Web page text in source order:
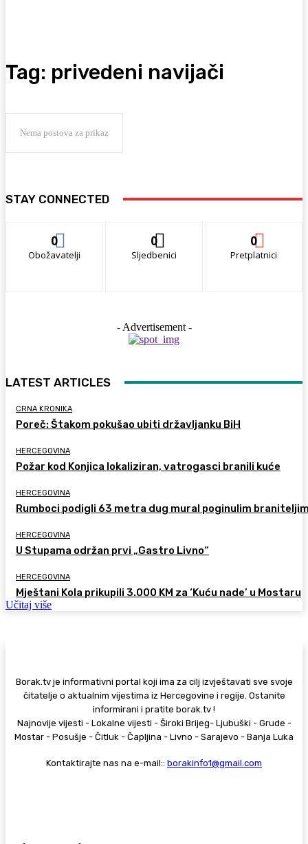
Tag: privedeni navijači
Nema postova za prikaz
STAY CONNECTED
0
Obožavatelji
0
Sljedbenici
0
Pretplatnici
- Advertisement -
LATEST ARTICLES
CRNA KRONIKA
Poreč: Štakom pokušao ubiti državljanku BiH
HERCEGOVINA
Požar kod Konjica lokaliziran, vatrogasci branili kuće
HERCEGOVINA
Rumboci podigli 63 metra dug mural poginulim
HERCEGOVINA
U Stupama održan prvi „Gastro Livno“
HERCEGOVINA
Mještani Kola prikupili 3.000 KM za ‘Kuću nade’ u Mostaru
Učitaj više
Borak.tv je informativni portal koji ima za cilj izvještavati sve svoje
čitatelje o aktualnim vijestima iz Hercegovine i regije. Ostanite
informirani i pratite borak.tv !
Najnovije vijesti - Lokalne vijesti - Široki Brijeg- Ljubuški - Grude -
Mostar - Posušje - Čitluk - Čapljina - Livno - Sarajevo - Banja Luka
Kontaktirajte nas na e-mail:: borakinfo1@gmail.com